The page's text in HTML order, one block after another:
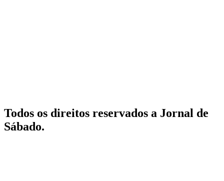
Todos os direitos reservados a Jornal de
Sábado.